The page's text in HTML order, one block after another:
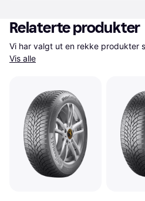
Relaterte produkter
Vis alle